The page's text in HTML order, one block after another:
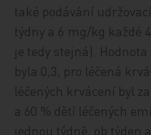
také podávání
týdny a 6 mg/kg každé
je tedy stejná).
byla 0,3, pro léčená
léčených krvácení byl
a 60 % dětí léčených
jednou týdně, ob týden